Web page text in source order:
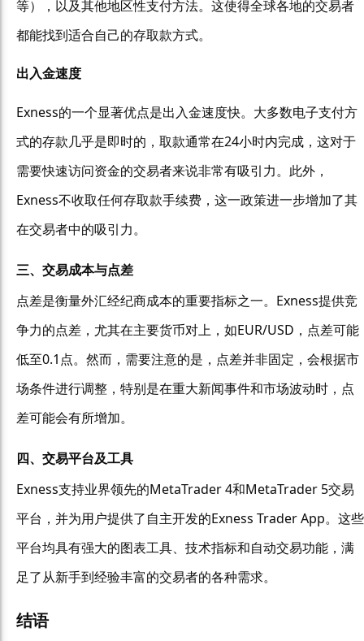
等），以及其他地区性支付方法。这使得全球各地的交易者
都能找到适合自己的存取款方式。
出入金速度
Exness的一个显著优点是出入金速度快。大多数电子支付方
式的存款几乎是即时的，取款通常在24小时内完成，这对于
需要快速访问资金的交易者来说非常有吸引力。此外，
Exness不收取任何存取款手续费，这一政策进一步增加了其
在交易者中的吸引力。
三、交易成本与点差
点差是衡量外汇经纪商成本的重要指标之一。Exness提供竞
争力的点差，尤其在主要货币对上，如EUR/USD，点差可能
低至0.1点。然而，需要注意的是，点差并非固定，会根据市
场条件进行调整，特别是在重大新闻事件和市场波动时，点
差可能会有所增加。
四、交易平台及工具
Exness支持业界领先的MetaTrader 4和MetaTrader 5交易
平台，并为用户提供了自主开发的Exness Trader App。这些
平台均具有强大的图表工具、技术指标和自动交易功能，满
足了从新手到经验丰富的交易者的各种需求。
结语